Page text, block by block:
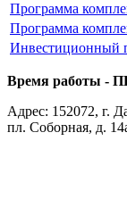
Программа
Программа
Инвестиционный
Время работы -
Адрес: 152072, г.
пл. Соборная, д.